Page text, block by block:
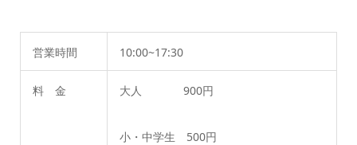
営業時間 10:00~17:30
料 金 大人 900円
小・中学生 500円